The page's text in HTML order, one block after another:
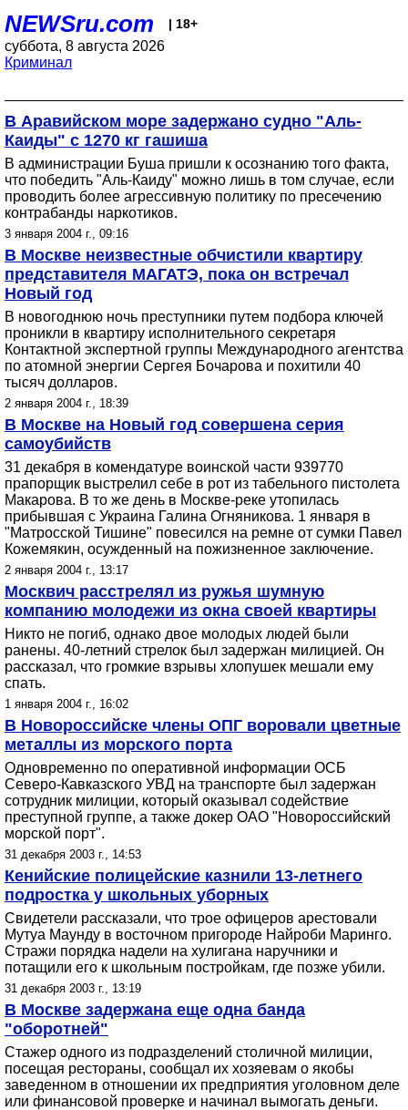
NEWSru.com | 18+
суббота, 8 августа 2026
Криминал
В Аравийском море задержано судно "Аль-
Каиды" с 1270 кг гашиша
В администрации Буша пришли к осознанию того факта,
что победить "Аль-Каиду" можно лишь в том случае, если
проводить более агрессивную политику по пресечению
контрабанды наркотиков.
3 января 2004 г., 09:16
В Москве неизвестные обчистили квартиру
представителя МАГАТЭ, пока он встречал
Новый год
В новогоднюю ночь преступники путем подбора ключей
проникли в квартиру исполнительного секретаря
Контактной экспертной группы Международного агентства
по атомной энергии Сергея Бочарова и похитили 40
тысяч долларов.
2 января 2004 г., 18:39
В Москве на Новый год совершена серия
самоубийств
31 декабря в комендатуре воинской части 939770
прапорщик выстрелил себе в рот из табельного пистолета
Макарова. В то же день в Москве-реке утопилась
прибывшая с Украина Галина Огняникова. 1 января в
"Матросской Тишине" повесился на ремне от сумки Павел
Кожемякин, осужденный на пожизненное заключение.
2 января 2004 г., 13:17
Москвич расстрелял из ружья шумную
компанию молодежи из окна своей квартиры
Никто не погиб, однако двое молодых людей были
ранены. 40-летний стрелок был задержан милицией. Он
рассказал, что громкие взрывы хлопушек мешали ему
спать.
1 января 2004 г., 16:02
В Новороссийске члены ОПГ воровали цветные
металлы из морского порта
Одновременно по оперативной информации ОСБ
Северо-Кавказского УВД на транспорте был задержан
сотрудник милиции, который оказывал содействие
преступной группе, а также докер ОАО "Новороссийский
морской порт".
31 декабря 2003 г., 14:53
Кенийские полицейские казнили 13-летнего
подростка у школьных уборных
Свидетели рассказали, что трое офицеров арестовали
Мутуа Маунду в восточном пригороде Найроби Маринго.
Стражи порядка надели на хулигана наручники и
потащили его к школьным постройкам, где позже убили.
31 декабря 2003 г., 13:19
В Москве задержана еще одна банда
"оборотней"
Cтажер одного из подразделений столичной милиции,
посещая рестораны, сообщал их хозяевам о якобы
заведенном в отношении их предприятия уголовном деле
или финансовой проверке и начинал вымогать деньги.